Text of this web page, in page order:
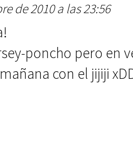
de 2010 a las 23:56
poncho pero en
con el jijiji